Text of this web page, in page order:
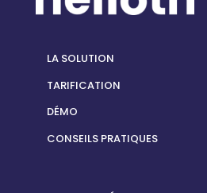
LA SOLUTION
TARIFICATION
DÉMO
CONSEILS PRATIQUES